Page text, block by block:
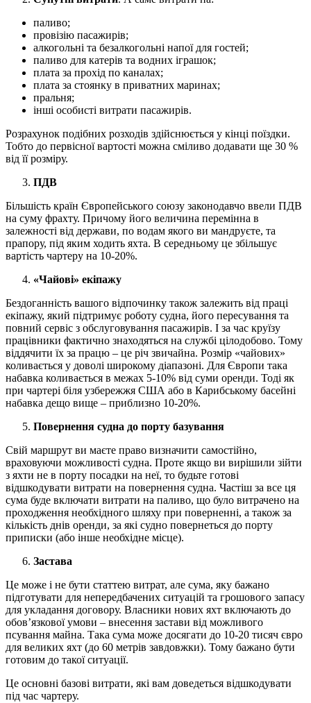
паливо;
провізію пасажирів;
алкогольні та безалкогольні напої для гостей;
паливо для катерів та водних іграшок;
плата за прохід по каналах;
плата за стоянку в приватних маринах;
пральня;
інші особисті витрати пасажирів.
Розрахунок подібних розходів здійснюється у кінці поїздки.
Тобто до первісної вартості можна сміливо додавати ще 30 %
від її розміру.
ПДВ
Більшість країн Європейського союзу законодавчо ввели ПДВ
на суму фрахту. Причому його величина перемінна в
залежності від держави, по водам якого ви мандруєте, та
прапору, під яким ходить яхта. В середньому це збільшує
вартість чартеру на 10-20%.
«Чайові» екіпажу
Бездоганність вашого відпочинку також залежить від праці
екіпажу, який підтримує роботу судна, його пересування та
повний сервіс з обслуговування пасажирів. І за час круїзу
працівники фактично знаходяться на службі цілодобово. Тому
віддячити їх за працю – це річ звичайна. Розмір «чайових»
коливається у доволі широкому діапазоні. Для Європи така
набавка коливається в межах 5-10% від суми оренди. Тоді як
при чартері біля узбережжя США або в Карибському басейні
набавка дещо вище – приблизно 10-20%.
Повернення судна до порту базування
Свій маршрут ви маєте право визначити самостійно,
враховуючи можливості судна. Проте якщо ви вирішили зійти
з яхти не в порту посадки на неї, то будьте готові
відшкодувати витрати на повернення судна. Частіш за все ця
сума буде включати витрати на паливо, що було витрачено на
проходження необхідного шляху при поверненні, а також за
кількість днів оренди, за які судно повернеться до порту
приписки (або інше необхідне місце).
Застава
Це може і не бути статтею витрат, але сума, яку бажано
підготувати для непередбачених ситуацій та грошового запасу
для укладання договору. Власники нових яхт включають до
обов’язкової умови – внесення застави від можливого
псування майна. Така сума може досягати до 10-20 тисяч євро
для великих яхт (до 60 метрів завдовжки). Тому бажано бути
готовим до такої ситуації.
Це основні базові витрати, які вам доведеться відшкодувати
під час чартеру.